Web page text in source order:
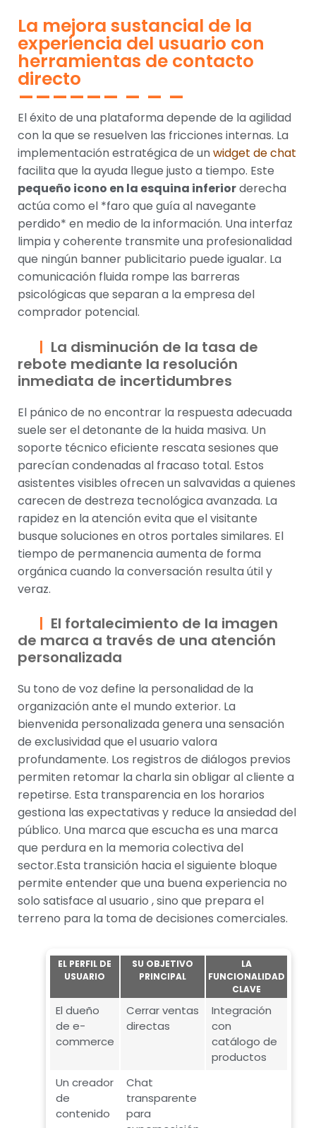
La mejora sustancial de la
experiencia del usuario con
herramientas de contacto
directo
El éxito de una plataforma depende de la agilidad
con la que se resuelven las fricciones internas. La
implementación estratégica de unwidget de chat
facilita que la ayuda llegue justo a tiempo. Este
pequeño icono en la esquina inferiorderecha
actúa como el *faro que guía al navegante
perdido* en medio de la información. Una interfaz
limpia y coherente transmite una profesionalidad
que ningún banner publicitario puede igualar. La
comunicación fluida rompe las barreras
psicológicas que separan a la empresa del
comprador potencial.
La disminución de la tasa de
rebote mediante la resolución
inmediata de incertidumbres
El pánico de no encontrar la respuesta adecuada
suele ser el detonante de la huida masiva. Un
soporte técnico eficiente rescata sesiones que
parecían condenadas al fracaso total. Estos
asistentes visibles ofrecen un salvavidas a quienes
carecen de destreza tecnológica avanzada. La
rapidez en la atención evita que el visitante
busque soluciones en otros portales similares. El
tiempo de permanencia aumenta de forma
orgánica cuando la conversación resulta útil y
veraz.
El fortalecimiento de la imagen
de marca a través de una atención
personalizada
Su tono de voz define la personalidad de la
organización ante el mundo exterior. La
bienvenida personalizada genera una sensación
de exclusividad que el usuario valora
profundamente. Los registros de diálogos previos
permiten retomar la charla sin obligar al cliente a
repetirse. Esta transparencia en los horarios
gestiona las expectativas y reduce la ansiedad del
público. Una marca que escucha es una marca
que perdura en la memoria colectiva del
sector.Esta transición hacia el siguiente bloque
permite entender que una buena experiencia no
solo satisface al usuario , sino que prepara el
terreno para la toma de decisiones comerciales.
EL PERFIL DE
USUARIO
SU OBJETIVO
PRINCIPAL
LA
FUNCIONALIDAD
CLAVE
El dueño
de e-
commerce
Cerrar ventas
directas
Integración
con
catálogo de
productos
Un creador
de
contenido
Chat
transparente
para